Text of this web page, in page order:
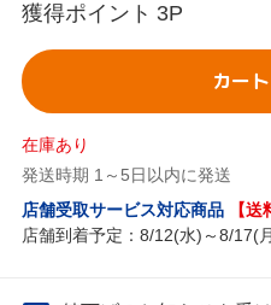
獲得ポイント 3P
カー
在庫あり
発送時期 1～5日以内に発送
店舗受取サービス対応商品
【送
店舗到着予定：8/12(水)～8/17(